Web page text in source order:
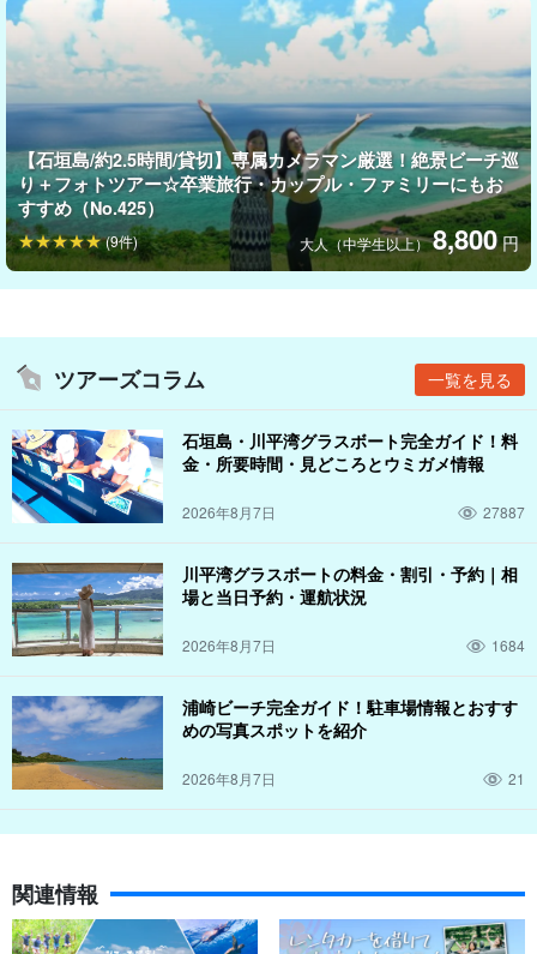
データ撮影はたっぷり20カットお渡し！
家族の思い出を思い残して、何度でも見返せる宝物に。
石垣島での特別なひとときを、写真に残しませんか？
半日フォトツアー(2～3スポット/30カット)↓
＜2-3スポット/30カット保証＞（No.266）
開始時間：9:00～12:00 / 14:00～17:00
所要時間：約3時間
1日フォトツアー(3～5スポット/100カット)↓
【石垣島/1日】時間・場所リクエストOK！子連れで楽
しむフォトツアー☆石垣島在住ママカメラマンがご案
開始時間：9:00～16:00
所要時間：約7時間
16,500円
【石垣島/約2.5時間/貸切】専属カメラマン厳選！絶景ビーチ巡
り＋フォトツアー☆卒業旅行・カップル・ファミリーにもお
すすめ（No.425）
大人（中学生以上）8,800 円
(9件)
ツアーズコラム 一覧を見る
石垣島・川平湾グラスボート完全ガイド！料
金・所要時間・見どころとウミガメ情報
2026年8月7日 27887
川平湾グラスボートの料金・割引・予約｜相
場と当日予約・運航状況
2026年8月7日 1684
浦崎ビーチ完全ガイド！駐車場情報とおすす
めの写真スポットを紹介
2026年8月7日 21
関連情報